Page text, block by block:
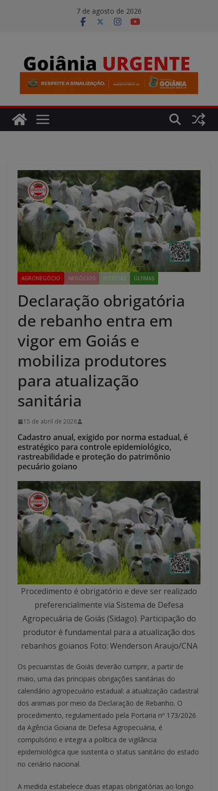
7 de agosto de 2026
AGRONEGÓCIO NEGÓCIOS NOTÍCIAS ÚLTIMAS
Declaração obrigatória
de rebanho entra em
vigor em Goiás e
mobiliza produtores
para atualização
sanitária
15 de abril de 2026
Cadastro anual, exigido por norma estadual, é
estratégico para controle epidemiológico,
rastreabilidade e proteção do patrimônio
pecuário goiano
Procedimento é obrigatório e deve ser realizado
preferencialmente via Sistema de Defesa
Agropecuária de Goiás (Sidago). Participação do
produtor é fundamental para a atualização dos
rebanhos goianos Foto: Wenderson Araujo/CNA
Os pecuaristas de Goiás deverão cumprir, a partir de
maio, uma das principais obrigações sanitárias do
calendário agropecuário estadual: a atualização cadastral
dos animais por meio da Declaração de Rebanho. O
procedimento, regulamentado pela Portaria nº 173/2026
da Agência Goiana de Defesa Agropecuária, é
compulsório e integra a política de vigilância
epidemiológica que sustenta o status sanitário do estado
no cenário nacional.
A medida estabelece duas etapas obrigatórias ao longo
modal-check